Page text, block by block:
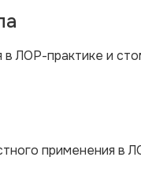
ЛОР-практике и
применения в